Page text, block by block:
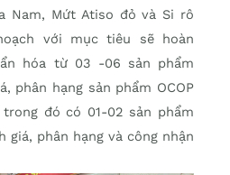
Nam, Mứt Atiso đỏ và Si rô
với mục tiêu sẽ hoàn
hóa từ 03 -06 sản phẩm
phân hạng sản phẩm OCOP
đó có 01-02 sản phẩm
phân hạng và công nhận